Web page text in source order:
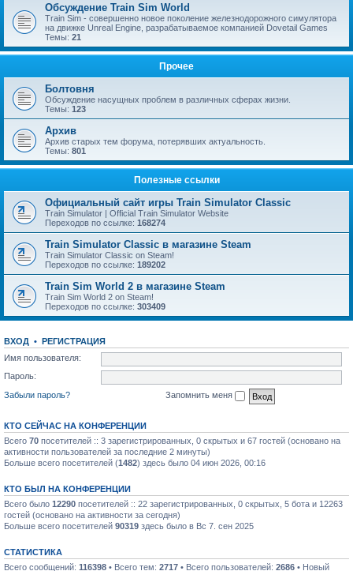
Обсуждение Train Sim World
Train Sim - совершенно новое поколение железнодорожного симулятора
на движке Unreal Engine, разрабатываемое компанией Dovetail Games
Темы: 21
Прочее
Болтовня
Обсуждение насущных проблем в различных сферах жизни.
Темы: 123
Архив
Архив старых тем форума, потерявших актуальность.
Темы: 801
Полезные ссылки
Официальный сайт игры Train Simulator Classic
Train Simulator | Official Train Simulator Website
Переходов по ссылке: 168274
Train Simulator Classic в магазине Steam
Train Simulator Classic on Steam!
Переходов по ссылке: 189202
Train Sim World 2 в магазине Steam
Train Sim World 2 on Steam!
Переходов по ссылке: 303409
ВХОД • РЕГИСТРАЦИЯ
Имя пользователя:
Пароль:
Забыли пароль?
Запомнить меня
КТО СЕЙЧАС НА КОНФЕРЕНЦИИ
Всего 70 посетителей :: 3 зарегистрированных, 0 скрытых и 67 гостей (основано на
активности пользователей за последние 2 минуты)
Больше всего посетителей (1482) здесь было 04 июн 2026, 00:16
КТО БЫЛ НА КОНФЕРЕНЦИИ
Всего было 12290 посетителей :: 22 зарегистрированных, 0 скрытых, 5 бота и 12263
гостей (основано на активности за сегодня)
Больше всего посетителей 90319 здесь было в Вс 7. сен 2025
СТАТИСТИКА
Всего сообщений: 116398 • Всего тем: 2717 • Всего пользователей: 2686 • Новый